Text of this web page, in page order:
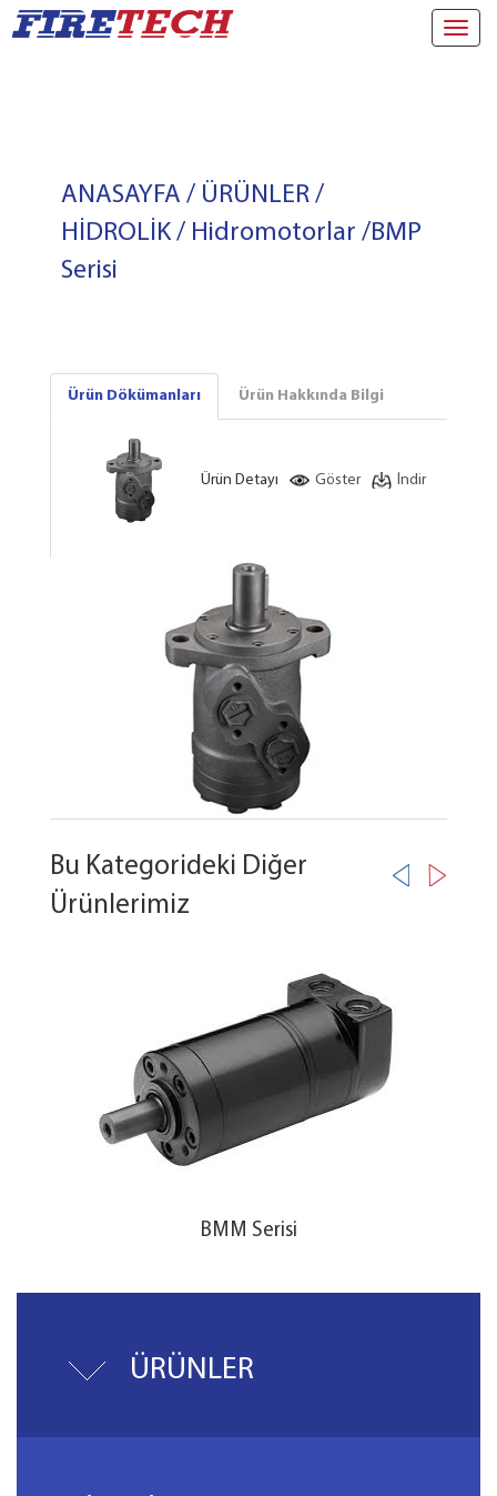
ANASAYFA / ÜRÜNLER /
HİDROLİK/ Hidromotorlar /BMP
Serisi
Ürün Dökümanları Ürün Hakkında Bilgi
Ürün Detayı Göster İndir
Bu Kategorideki Diğer
Ürünlerimiz
BMM Serisi
ÜRÜNLER